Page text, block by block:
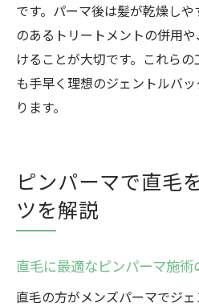
です。パーマ後は髪が乾燥し
のあるトリートメントの併用
けることが大切です。これら
も手早く理想のジェントルバ
ります。
ピンパーマで直毛
ツを解説
直毛に最適なピンパーマ施術
直毛の方がメンズパーマでジ